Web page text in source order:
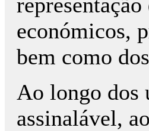
económicos,
bem como
Ao longo dos
assinalável,